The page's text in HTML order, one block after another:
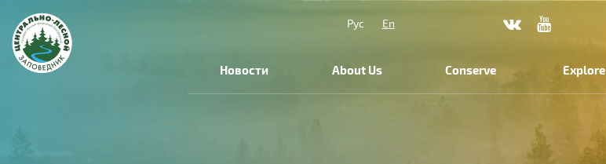
Рус En
Новости About Us Conserve Explore